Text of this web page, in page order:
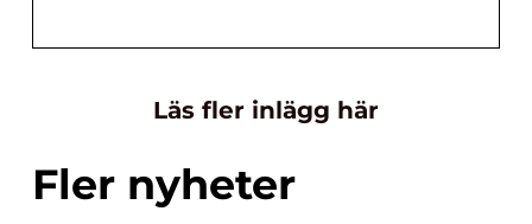
Läs fler inlägg här
Fler nyheter